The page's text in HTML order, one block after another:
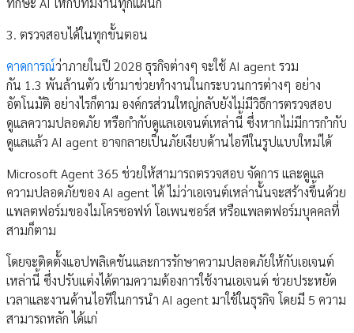
3. ตรวจสอบได้ในทุกขั้นตอน
คาดการณ์ว่าภายในปี 2028 ธุรกิจต่างๆ จะใช้ AI agent รวม
กัน 1.3 พันล้านตัว เข้ามาช่วยทำงานในกระบวนการต่างๆ อย่าง
อัตโนมัติ อย่างไรก็ตาม องค์กรส่วนใหญ่กลับยังไม่มีวิธีการตรวจสอบ
ดูแลความปลอดภัย หรือกำกับดูแลเอเจนต์เหล่านี้ ซึ่งหากไม่มีการกำกับ
ดูแลแล้ว AI agent อาจกลายเป็นภัยเงียบด้านไอทีในรูปแบบใหม่ได้
Microsoft Agent 365 ช่วยให้สามารถตรวจสอบ จัดการ และดูแล
ความปลอดภัยของ AI agent ได้ ไม่ว่าเอเจนต์เหล่านั้นจะสร้างขึ้นด้วย
แพลตฟอร์มของไมโครซอฟท์ โอเพนซอร์ส หรือแพลตฟอร์มบุคคลที่
สามก็ตาม
โดยจะติดตั้งแอปพลิเคชันและการรักษาความปลอดภัยให้กับเอเจนต์
เหล่านี้ ซึ่งปรับแต่งได้ตามความต้องการใช้งานเอเจนต์ ช่วยประหยัด
เวลาและงานด้านไอทีในการนำ AI agent มาใช้ในธุรกิจ โดยมี 5 ความ
สามารถหลัก ได้แก่